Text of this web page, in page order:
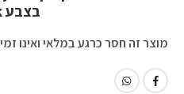
בצבע Pink
מוצר זה חסר כרגע במלאי ואינו